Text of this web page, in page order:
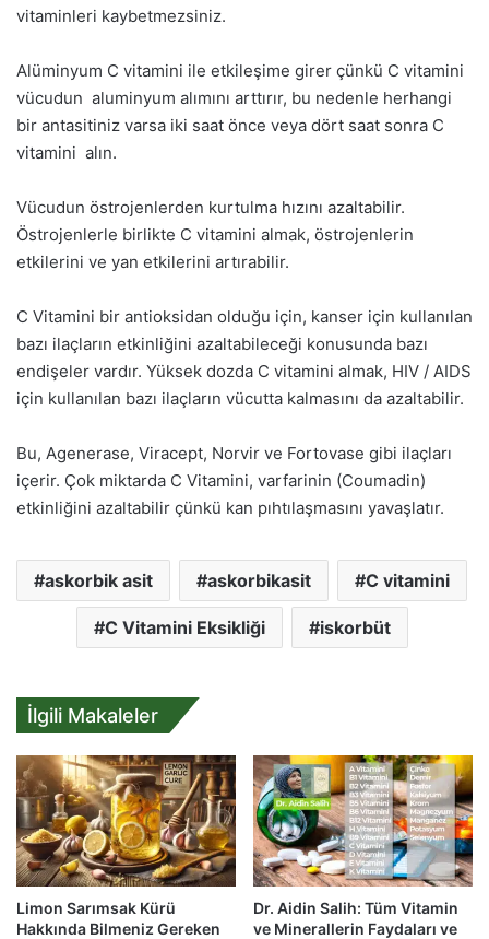
vitaminleri kaybetmezsiniz.
Alüminyum C vitamini ile etkileşime girer çünkü C vitamini
vücudun aluminyum alımını arttırır, bu nedenle herhangi
bir antasitiniz varsa iki saat önce veya dört saat sonra C
vitamini alın.
Vücudun östrojenlerden kurtulma hızını azaltabilir.
Östrojenlerle birlikte C vitamini almak, östrojenlerin
etkilerini ve yan etkilerini artırabilir.
C Vitamini bir antioksidan olduğu için, kanser için kullanılan
bazı ilaçların etkinliğini azaltabileceği konusunda bazı
endişeler vardır. Yüksek dozda C vitamini almak, HIV / AIDS
için kullanılan bazı ilaçların vücutta kalmasını da azaltabilir.
Bu, Agenerase, Viracept, Norvir ve Fortovase gibi ilaçları
içerir. Çok miktarda C Vitamini, varfarinin (Coumadin)
etkinliğini azaltabilir çünkü kan pıhtılaşmasını yavaşlatır.
askorbik asit askorbikasit C vitamini
C Vitamini Eksikliği iskorbüt
İlgili Makaleler
Limon Sarımsak Kürü
Hakkında Bilmeniz Gereken
Dr. Aidin Salih: Tüm Vitamin
ve Minerallerin Faydaları ve